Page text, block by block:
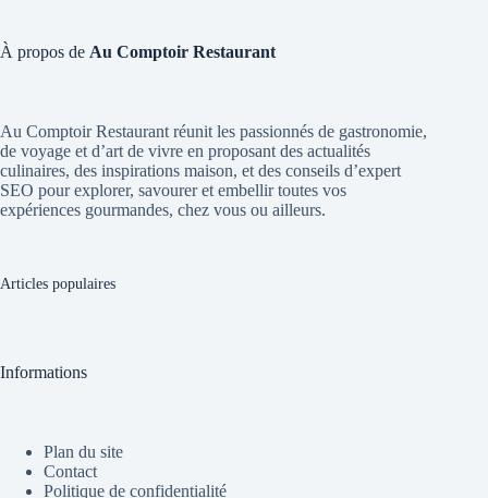
À propos de Au Comptoir Restaurant
Au Comptoir Restaurant réunit les passionnés de gastronomie,
de voyage et d’art de vivre en proposant des actualités
culinaires, des inspirations maison, et des conseils d’expert
SEO pour explorer, savourer et embellir toutes vos
expériences gourmandes, chez vous ou ailleurs.
Articles populaires
Informations
Plan du site
Contact
Politique de confidentialité